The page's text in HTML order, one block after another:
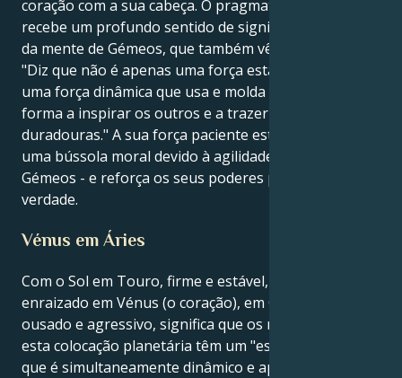
coração com a sua cabeça. O pragmatismo de Touro
recebe um profundo sentido de significado e objetivo
da mente de Gémeos, que também vê claramente.
"Diz que não é apenas uma força estabilizadora, mas
uma força dinâmica que usa e molda as palavras de
forma a inspirar os outros e a trazer mudanças
duradouras." A sua força paciente está armada com
uma bússola moral devido à agilidade mental dos
Gémeos - e reforça os seus poderes para a justiça e a
verdade.
Vénus em Áries
Com o Sol em Touro, firme e estável, profundamente
enraizado em Vénus (o coração), em Carneiro,
ousado e agressivo, significa que os nascidos sob
esta colocação planetária têm um "estilo de amor"
que é simultaneamente dinâmico e apaixonado, bem